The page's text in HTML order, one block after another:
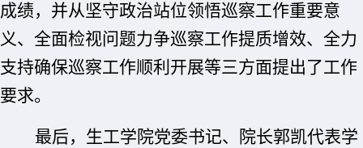
成绩，并从坚守政治站位领悟巡察工作重要意
义、全面检视问题力争巡察工作提质增效、全力
支持确保巡察工作顺利开展等三方面提出了工作
要求。
最后，生工学院党委书记、院长郭凯代表学